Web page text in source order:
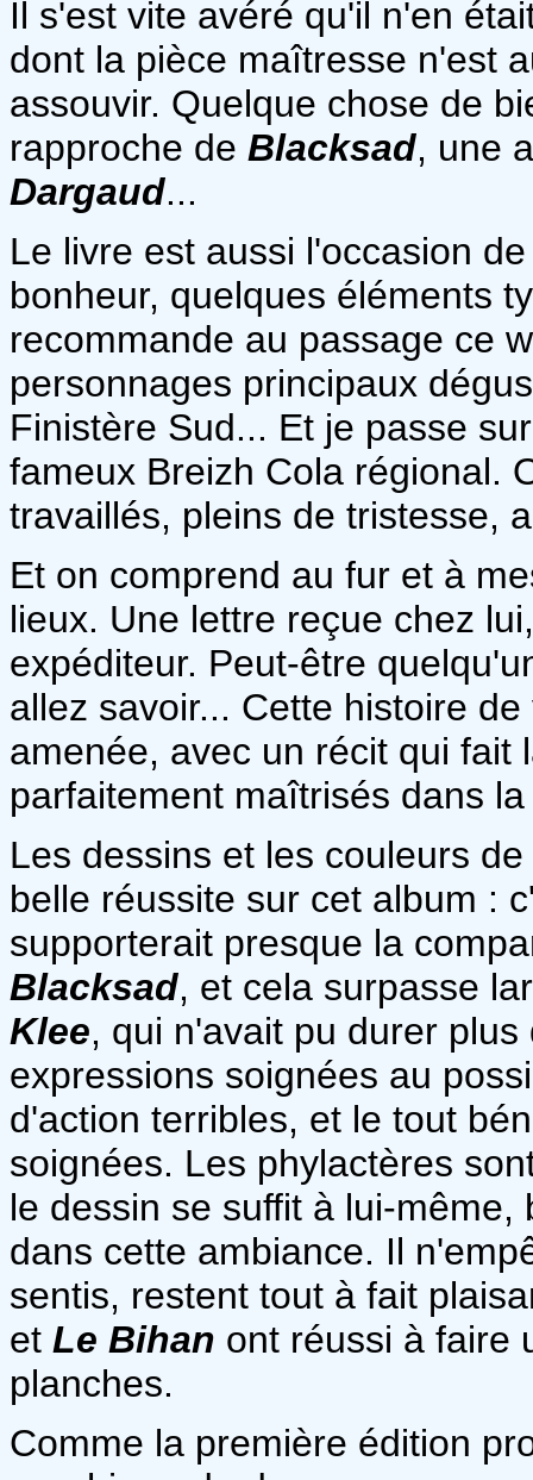
Il s'est vite avéré qu'il n'en
dont la pièce maîtresse n'est
assouvir. Quelque chose de
rapproche de Blacksad, une
Dargaud...
Le livre est aussi l'occasion
bonheur, quelques éléments
recommande au passage ce
personnages principaux
Finistère Sud... Et je passe
fameux Breizh Cola régional.
travaillés, pleins de tristesse,
Et on comprend au fur et à
lieux. Une lettre reçue chez
expéditeur. Peut-être
allez savoir... Cette histoire
amenée, avec un récit qui fait
parfaitement maîtrisés dans
Les dessins et les couleurs de
belle réussite sur cet album :
supporterait presque la
Blacksad, et cela surpasse
Klee, qui n'avait pu durer
expressions soignées au
d'action terribles, et le tout
soignées. Les phylactères
le dessin se suffit à lui-
dans cette ambiance. Il
sentis, restent tout à fait
et Le Bihan ont réussi à faire
planches.
Comme la première édition